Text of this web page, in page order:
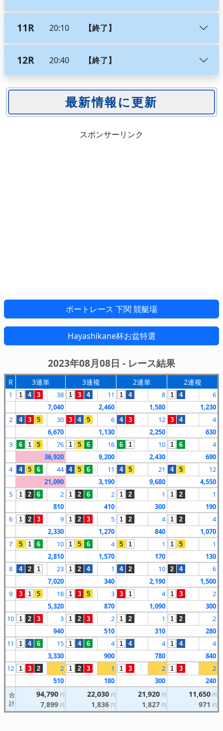
11R 20:10 【終了】
12R 20:40 【終了】
スポンサーリンク
ボートレース 下関 競艇場
Hayashikane杯お盆特選
2023年08月08日 - レース結果
R 3連単 3連複 2連単 2連複
1 1 4 3 38 1 3 4 11 1 4 8 1 4
6
7,040
2,460 1,580
1,230
2
4 3 5 30 3 4 5 6 4 3 12 3 4
4
6,670
1,130 2,250
630
3
6 1 5 76 1 5 6 16 6 1 10 1 6
4
36,920
9,200 2,430
690
4
4 5 6 44 4 5 6 11 4 5 21 4 5
12
21,090
3,190 9,680
4,550
5
1 2 6 2 1 2 6 2 1 2 1 1 2
1
810
410 300
190
6
1 2 3 9 1 2 3 5 1 2 4 1 2
4
2,330
1,270 840
1,070
7
5 1 6 10 1 5 6 4 5 1 1 1 5
1
2,810
1,570 170
130
8
4 2 1 23 1 2 4 1 4 2 10 2 4
6
7,020
340 2,190
1,500
9
3 1 5 18 1 3 5 3 3 1 4 1 3
2
5,320
870 1,090
300
10
1 2 3 3 1 2 3 2 1 2 1 1 2
2
940
510 310
280
11
1 4 6 15 1 4 6 4 1 4 4 1 4
4
3,330
900 780
840
12
1 3 2 2 1 2 3 1 1 3 2 1 3
2
510
180 300 240
合
計
94,790 円
7,899 円
22,030 円
1,836 円
21,920 円
1,827 円
11,650 円
971 円